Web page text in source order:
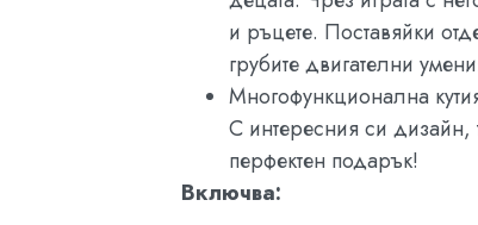
и ръцете. Поставяйки
грубите двигателни
Многофункционална
С интересния си дизайн,
перфектен подарък!
Включва: